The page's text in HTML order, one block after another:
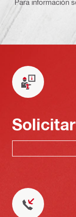
Para información